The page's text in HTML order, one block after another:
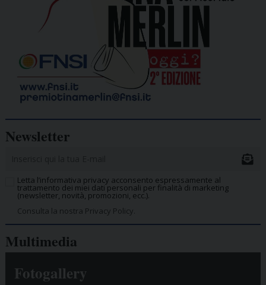
Newsletter
Letta l’informativa privacy acconsento espressamente al
trattamento dei miei dati personali per finalità di marketing
(newsletter, novità, promozioni, ecc.).
Consulta la nostra Privacy Policy.
Multimedia
Fotogallery